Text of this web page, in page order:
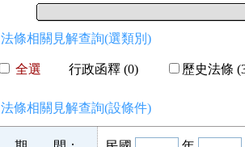
法條相關見解查詢(選類別)
全選 行政函釋 (0) 歷史法條
法條相關見解查詢(設條件)